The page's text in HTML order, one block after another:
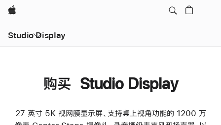
Apple
Studio Display
购买 Studio Display
27 英寸 5K 视网膜显示屏、支持桌上视角功能的 1200 万